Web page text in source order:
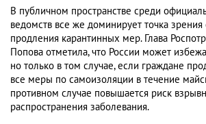
В публичном пространстве среди
ведомств все же доминирует точка
продления карантинных мер. Глава
Попова отметила, что России может
но только в том случае, если граждане
все меры по самоизоляции в течение
противном случае повышается риск
распространения заболевания.